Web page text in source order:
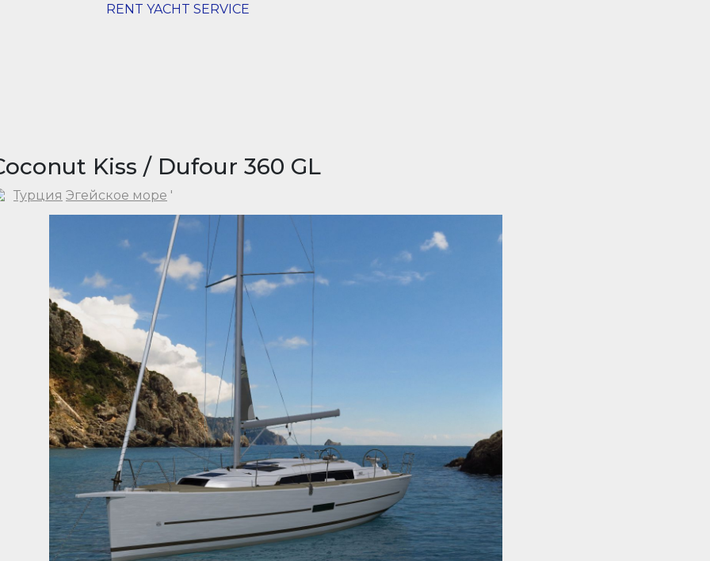
RENT YACHT SERVICE
Kiss / Dufour 360 GL
Турция Эгейское море '